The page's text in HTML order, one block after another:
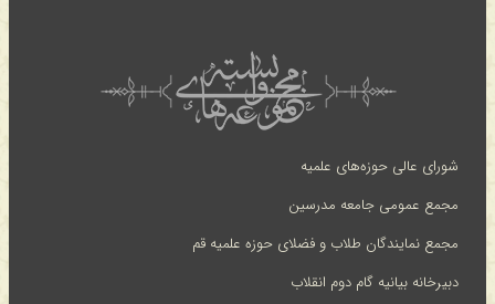
شورای عالی حوزه‌های علمیه
مجمع عمومی جامعه مدرسین
مجمع نمایندگان طلاب و فضلای حوزه علمیه قم
دبیرخانه بیانیه گام دوم انقلاب